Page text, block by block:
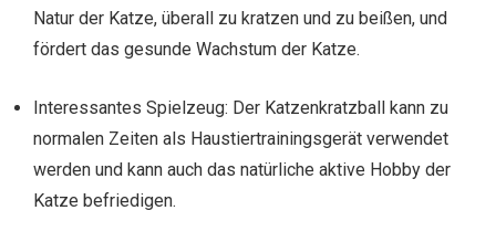
Natur der Katze, überall zu kratzen und zu beißen, und
fördert das gesunde Wachstum der Katze.
Interessantes Spielzeug: Der Katzenkratzball kann zu
normalen Zeiten als Haustiertrainingsgerät verwendet
werden und kann auch das natürliche aktive Hobby der
Katze befriedigen.